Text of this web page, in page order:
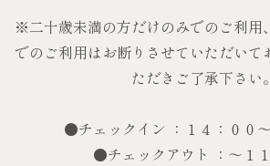
※二十歳未満の方だけのみでのご利用
でのご利用はお断りさせていただいて
ただきご了承下さい。
●チェックイン ：１４：００
●チェックアウト ：～１